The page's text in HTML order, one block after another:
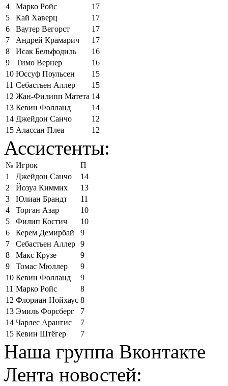
4
Марко Ройс
17
5
Кай Хаверц
17
6
Ваутер Вегорст
17
7
Андрей Крамарич
17
8
Исак Бельфодиль
16
9
Тимо Вернер
16
10 Юссуф Поульсен
15
11 Себастьен Аллер
15
12 Жан-Филипп Матета 14
13 Кевин Фолланд
14
14 Джейдон Санчо
12
15 Алассан Плеа 12
Ассистенты:
№ Игрок
П
1
Джейдон Санчо
14
2
Йозуа Киммих
13
3
Юлиан Брандт
11
4
Торган Азар
10
5
Филип Костич
10
6
Керем Демирбай
9
7
Себастьен Аллер 9
8
Макс Крузе
9
9
Томас Мюллер
9
10 Кевин Фолланд
9
11 Марко Ройс
8
12 Флориан Нойхаус 8
13 Эмиль Форсберг
7
14 Чарлес Арангис
7
15 Кевин Штёгер 7
Наша группа Вконтакте
Лента новостей: